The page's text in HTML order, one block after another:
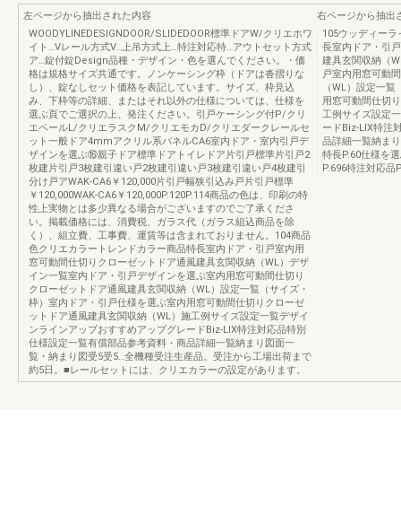
左ページから抽出された内容
WOODYLINEDESIGNDOOR/SLIDEDOOR標準ドアW/クリエホワ
イト…Vレール方式V…上吊方式上…特注対応特…アウトセット方式
ア…錠付錠Design品種・デザイン・色を選んでください。・価
格は規格サイズ共通です。ノンケーシング枠（ドアは沓摺りな
し）、錠なしセット価格を表記しています。サイズ、枠見込
み、下枠等の詳細、またはそれ以外の仕様については、仕様を
選ぶ頁でご選択の上、発注ください。引戸ケーシング付P/クリ
エペールL/クリエラスクM/クリエモカD/クリエダークレールセ
ット一般ドア4mmアクリル系パネルCA6室内ドア・室内引戸デ
ザインを選ぶ⑯親子ドア標準ドアトイレドア片引戸標準片引戸2
枚建片引戸3枚建引違い戸2枚建引違い戸3枚建引違い戸4枚建引
分け戸アWAK-CA6￥120,000片引戸幅狭引込み戸片引戸標準
￥120,000WAK-CA6￥120,000P.120P.114商品の色は、印刷の特
性上実物とは多少異なる場合がございますのでご了承くださ
い。掲載価格には、消費税、ガラス代（ガラス組込商品を除
く）、組立費、工事費、運賃等は含まれておりません。104商品
色クリエカラートレンドカラー商品特長室内ドア・引戸室内用
窓可動間仕切りクローゼットドア通風建具玄関収納（WL）デザ
イン一覧室内ドア・引戸デザインを選ぶ室内用窓可動間仕切り
クローゼットドア通風建具玄関収納（WL）設定一覧（サイズ・
枠）室内ドア・引戸仕様を選ぶ室内用窓可動間仕切りクローゼ
ットドア通風建具玄関収納（WL）施工例サイズ設定一覧デザイ
ンラインアップおすすめアップグレードBiz-LIX特注対応品特別
仕様設定一覧有償部品参考資料・商品詳細一覧納まり図面一
覧・納まり図受5受5…全機種受注生産品。受注から工場出荷まで
約5日。■レールセットには、クリエカラーの設定があります。
右ページから抽出
105ウッディー
長室内ドア・引
建具玄関収納（
戸室内用窓可動
（WL）設定一
用窓可動間仕切
工例サイズ設定
ードBiz-LIX特注
品詳細一覧納ま
特長P.60仕様を
P.696特注対応品